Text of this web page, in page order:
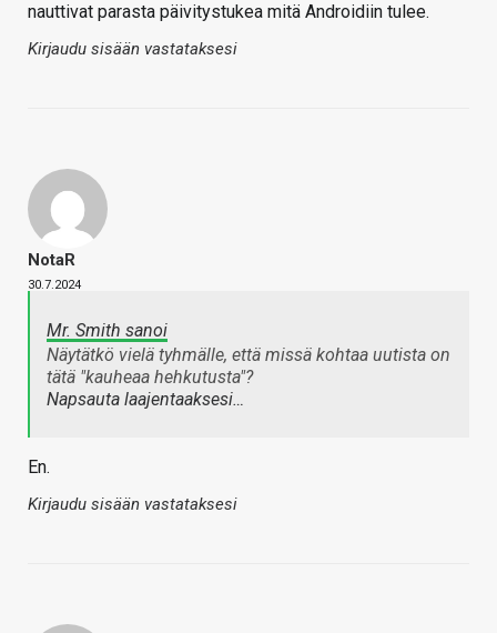
nauttivat parasta päivitystukea mitä Androidiin tulee.
Kirjaudu sisään vastataksesi
NotaR
30.7.2024
Mr. Smith sanoi
Näytätkö vielä tyhmälle, että missä kohtaa uutista on
tätä "kauheaa hehkutusta"?
Napsauta laajentaaksesi…
En.
Kirjaudu sisään vastataksesi